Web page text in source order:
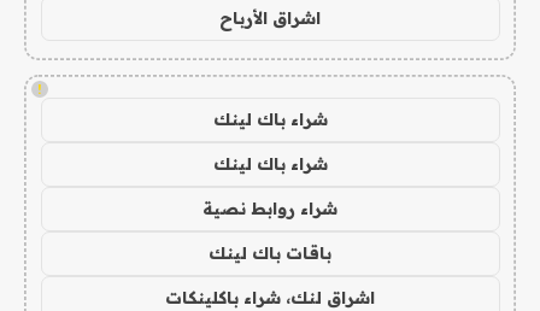
اشراق الأرباح
!
شراء باك لينك
شراء باك لينك
شراء روابط نصية
باقات باك لينك
اشراق لنك، شراء باكلينكات